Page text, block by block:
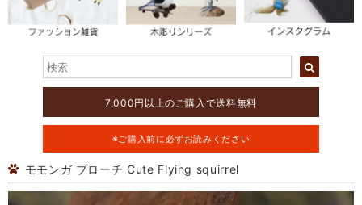
7,000円以上のご購入で送料無料
※ご購入前に必ずお読みください
モモンガ ブローチ Cute Flying squirrel